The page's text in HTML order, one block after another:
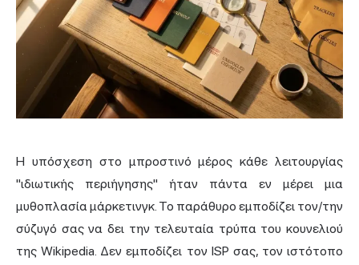
Η υπόσχεση στο μπροστινό μέρος κάθε λειτουργίας
"ιδιωτικής περιήγησης" ήταν πάντα εν μέρει μια
μυθοπλασία μάρκετινγκ. Το παράθυρο εμποδίζει τον/την
σύζυγό σας να δει την τελευταία τρύπα του κουνελιού
της Wikipedia. Δεν εμποδίζει τον ISP σας, τον ιστότοπο